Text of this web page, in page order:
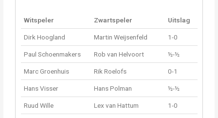
Witspeler Zwartspeler Uitslag
Dirk Hoogland Martin Weijsenfeld 1-0
Paul Schoenmakers Rob van Helvoort ½-½
Marc Groenhuis Rik Roelofs 0-1
Hans Visser Hans Polman ½-½
Ruud Wille Lex van Hattum 1-0